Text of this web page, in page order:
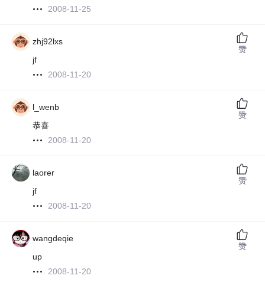
2008-11-25
zhj92lxs
jf
2008-11-20
赞
l_wenb
恭喜
2008-11-20
赞
laorer
jf
2008-11-20
赞
wangdeqie
up
2008-11-20
赞